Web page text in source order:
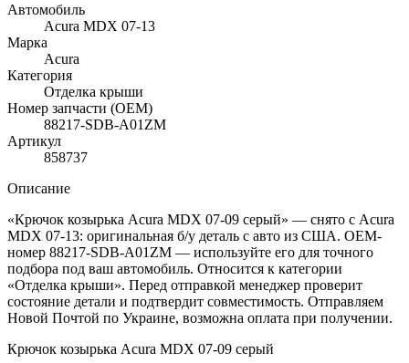
Автомобиль
Acura MDX 07-13
Марка
Acura
Категория
Отделка крыши
Номер запчасти (OEM)
88217-SDB-A01ZM
Артикул
858737
Описание
«Крючок козырька Acura MDX 07-09 серый» — снято с Acura
MDX 07-13: оригинальная б/у деталь с авто из США. OEM-
номер 88217-SDB-A01ZM — используйте его для точного
подбора под ваш автомобиль. Относится к категории
«Отделка крыши». Перед отправкой менеджер проверит
состояние детали и подтвердит совместимость. Отправляем
Новой Почтой по Украине, возможна оплата при получении.
Крючок козырька Acura MDX 07-09 серый